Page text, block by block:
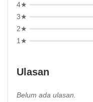
4★
3★
2★
1★
Ulasan
Belum ada ulasan.